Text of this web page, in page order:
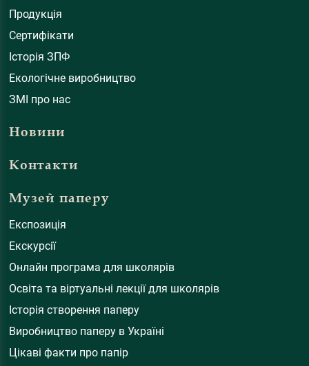
Продукція
Сертифікати
Історія ЗПФ
Екологічне виробництво
ЗМІ про нас
Новини
Контакти
Музей паперу
Експозиція
Екскурсії
Онлайн програма для школярів
Освіта та віртуальні лекції для школярів
Історія створення паперу
Виробництво паперу в Україні
Цікаві факти про папір